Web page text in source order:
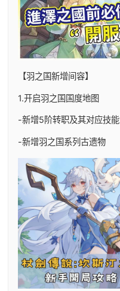
【羽之国新增间容】
1.开启羽之国国度地图
-新增5阶转职及其对应技能
-新增羽之国系列古遗物